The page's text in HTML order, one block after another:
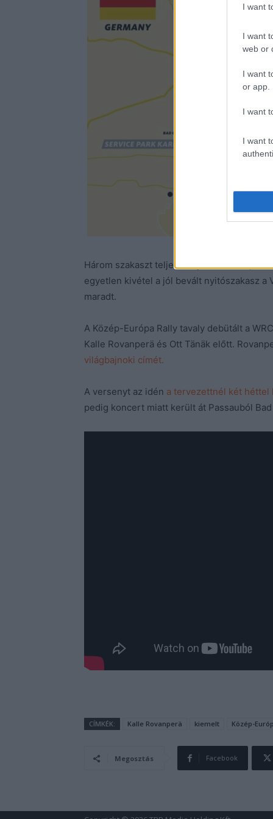
I want
I want
web or
I want
or app.
I want
I want
Három szakaszt teljesen újraterveztek, és
egyetlen kivétel a jól bevált nyitószakasz a
maradt.
A Közép-Európa Rally tavaly debütált a
Kalle Rovanperä és Ott Tänäk előtt.
világbajnoki címét.
A versenyt az idén a tervezettnél két héttel
pedig koncert miatt került át Passauból
CÍMKÉK: Kalle Rovanperä kiemelt Közép-
Megosztás Facebook